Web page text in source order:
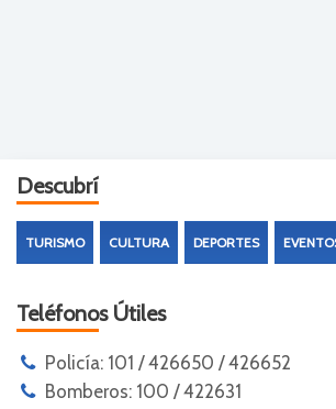
Descubrí
TURISMO CULTURA DEPORTES
Teléfonos Útiles
Policía: 101 / 426650 / 426652
Bomberos: 100 / 422631